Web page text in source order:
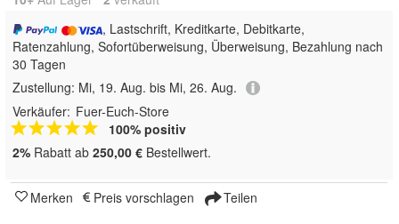
, Lastschrift, Kreditkarte, Debitkarte,
Ratenzahlung, Sofortüberweisung, Überweisung, Bezahlung nach
30 Tagen
Zustellung: Mi, 19. Aug. bis Mi, 26. Aug.
Verkäufer: Fuer-Euch-Store
100% positiv
2% Rabatt ab 250,00 € Bestellwert.
Merken Preis vorschlagen Teilen